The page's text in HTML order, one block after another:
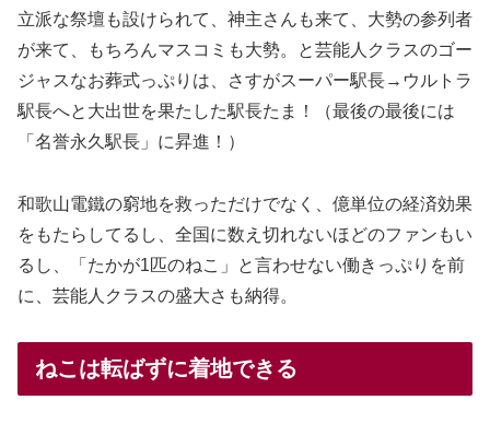
立派な祭壇も設けられて、神主さんも来て、大勢の参列者
が来て、もちろんマスコミも大勢。と芸能人クラスのゴー
ジャスなお葬式っぷりは、さすがスーパー駅長→ウルトラ
駅長へと大出世を果たした駅長たま！（最後の最後には
「名誉永久駅長」に昇進！）
和歌山電鐵の窮地を救っただけでなく、億単位の経済効果
をもたらしてるし、全国に数え切れないほどのファンもい
るし、「たかが1匹のねこ」と言わせない働きっぷりを前
に、芸能人クラスの盛大さも納得。
ねこは転ばずに着地できる